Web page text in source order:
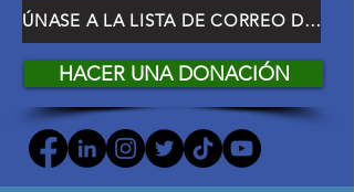
ÚNASE A LA LISTA DE CORREO DE HGF
HACER UNA DONACIÓN